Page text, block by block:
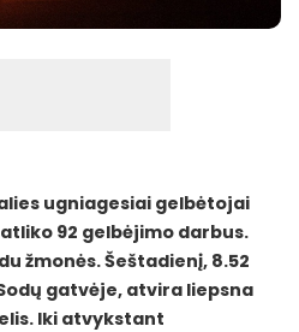
ugniagesiai gelbėtojai
92 gelbėjimo darbus.
žmonės. Šeštadienį, 8.52
gatvėje, atvira liepsna
Iki atvykstant